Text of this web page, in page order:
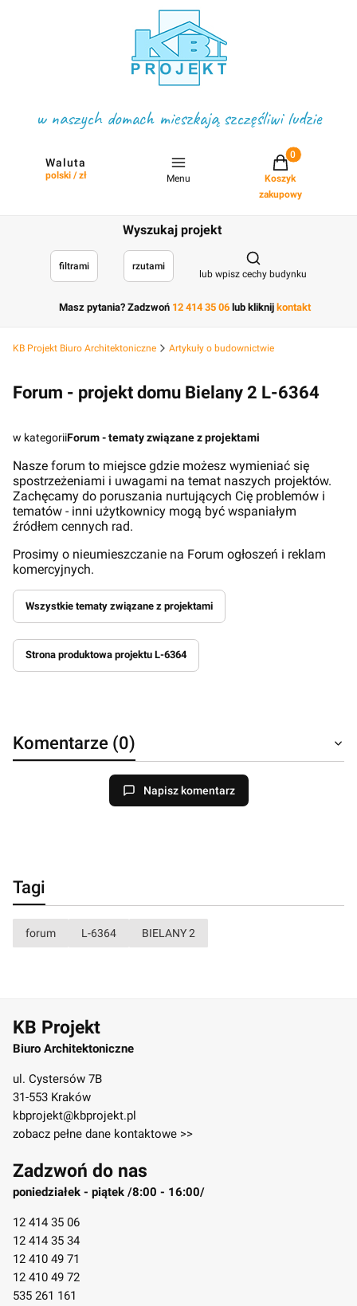
w naszych domach mieszkają szczęśliwi ludzie
Waluta
polski / zł Menu
Projekty w
Koszyk
zakupowy
Wyszukaj projekt
filtrami rzutami
Otwórz
lub wpisz cechy budynku
Masz pytania? Zadzwoń 12 414 35 06 lub kliknij kontakt
KB Projekt Biuro Architektoniczne Artykuły o budownictwie
Forum - projekt domu Bielany 2 L-6364
w kategoriiForum - tematy związane z projektami
Nasze forum to miejsce gdzie możesz wymieniać się
spostrzeżeniami i uwagami na temat naszych projektów.
Zachęcamy do poruszania nurtujących Cię problemów i
tematów - inni użytkownicy mogą być wspaniałym
źródłem cennych rad.
Prosimy o nieumieszczanie na Forum ogłoszeń i reklam
komercyjnych.
Wszystkie tematy związane z projektami
Strona produktowa projektu L-6364
Komentarze (0)
Napisz komentarz
Tagi
forum L-6364 BIELANY 2
KB Projekt
Biuro Architektoniczne
ul. Cystersów 7B
31-553 Kraków
kbprojekt@kbprojekt.pl
zobacz pełne dane kontaktowe >>
Zadzwoń do nas
poniedziałek - piątek /8:00 - 16:00/
12 414 35 06
12 414 35 34
12 410 49 71
12 410 49 72
535 261 161